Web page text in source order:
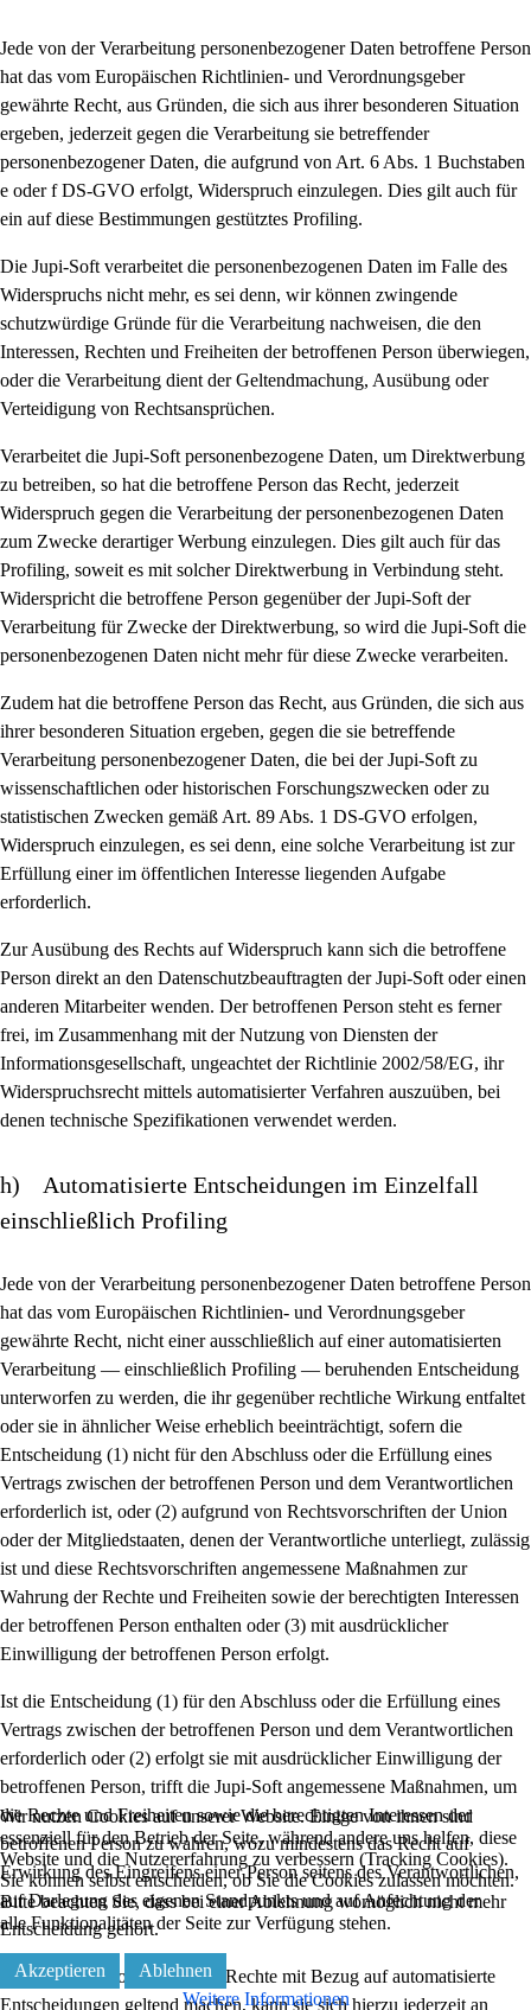
Jede von der Verarbeitung personenbezogener Daten betroffene Person
hat das vom Europäischen Richtlinien- und Verordnungsgeber
gewährte Recht, aus Gründen, die sich aus ihrer besonderen Situation
ergeben, jederzeit gegen die Verarbeitung sie betreffender
personenbezogener Daten, die aufgrund von Art. 6 Abs. 1 Buchstaben
e oder f DS-GVO erfolgt, Widerspruch einzulegen. Dies gilt auch für
ein auf diese Bestimmungen gestütztes Profiling.
Die Jupi-Soft verarbeitet die personenbezogenen Daten im Falle des
Widerspruchs nicht mehr, es sei denn, wir können zwingende
schutzwürdige Gründe für die Verarbeitung nachweisen, die den
Interessen, Rechten und Freiheiten der betroffenen Person überwiegen,
oder die Verarbeitung dient der Geltendmachung, Ausübung oder
Verteidigung von Rechtsansprüchen.
Verarbeitet die Jupi-Soft personenbezogene Daten, um Direktwerbung
zu betreiben, so hat die betroffene Person das Recht, jederzeit
Widerspruch gegen die Verarbeitung der personenbezogenen Daten
zum Zwecke derartiger Werbung einzulegen. Dies gilt auch für das
Profiling, soweit es mit solcher Direktwerbung in Verbindung steht.
Widerspricht die betroffene Person gegenüber der Jupi-Soft der
Verarbeitung für Zwecke der Direktwerbung, so wird die Jupi-Soft die
personenbezogenen Daten nicht mehr für diese Zwecke verarbeiten.
Zudem hat die betroffene Person das Recht, aus Gründen, die sich aus
ihrer besonderen Situation ergeben, gegen die sie betreffende
Verarbeitung personenbezogener Daten, die bei der Jupi-Soft zu
wissenschaftlichen oder historischen Forschungszwecken oder zu
statistischen Zwecken gemäß Art. 89 Abs. 1 DS-GVO erfolgen,
Widerspruch einzulegen, es sei denn, eine solche Verarbeitung ist zur
Erfüllung einer im öffentlichen Interesse liegenden Aufgabe
erforderlich.
Zur Ausübung des Rechts auf Widerspruch kann sich die betroffene
Person direkt an den Datenschutzbeauftragten der Jupi-Soft oder einen
anderen Mitarbeiter wenden. Der betroffenen Person steht es ferner
frei, im Zusammenhang mit der Nutzung von Diensten der
Informationsgesellschaft, ungeachtet der Richtlinie 2002/58/EG, ihr
Widerspruchsrecht mittels automatisierter Verfahren auszuüben, bei
denen technische Spezifikationen verwendet werden.
h) Automatisierte Entscheidungen im Einzelfall
einschließlich Profiling
Jede von der Verarbeitung personenbezogener Daten betroffene Person
hat das vom Europäischen Richtlinien- und Verordnungsgeber
gewährte Recht, nicht einer ausschließlich auf einer automatisierten
Verarbeitung — einschließlich Profiling — beruhenden Entscheidung
unterworfen zu werden, die ihr gegenüber rechtliche Wirkung entfaltet
oder sie in ähnlicher Weise erheblich beeinträchtigt, sofern die
Entscheidung (1) nicht für den Abschluss oder die Erfüllung eines
Vertrags zwischen der betroffenen Person und dem Verantwortlichen
erforderlich ist, oder (2) aufgrund von Rechtsvorschriften der Union
oder der Mitgliedstaaten, denen der Verantwortliche unterliegt, zulässig
ist und diese Rechtsvorschriften angemessene Maßnahmen zur
Wahrung der Rechte und Freiheiten sowie der berechtigten Interessen
der betroffenen Person enthalten oder (3) mit ausdrücklicher
Einwilligung der betroffenen Person erfolgt.
Ist die Entscheidung (1) für den Abschluss oder die Erfüllung eines
Vertrags zwischen der betroffenen Person und dem Verantwortlichen
erforderlich oder (2) erfolgt sie mit ausdrücklicher Einwilligung der
betroffenen Person, trifft die Jupi-Soft angemessene Maßnahmen, um
die Rechte und Freiheiten sowie die berechtigten Interessen der
betroffenen Person zu wahren, wozu mindestens das Recht auf
Erwirkung des Eingreifens einer Person seitens des Verantwortlichen,
auf Darlegung des eigenen Standpunkts und auf Anfechtung der
Entscheidung gehört.
Möchte die betroffene Person Rechte mit Bezug auf automatisierte
Entscheidungen geltend machen, kann sie sich hierzu jederzeit an
Wir nutzen Cookies auf unserer Website. Einige von ihnen sind
essenziell für den Betrieb der Seite, während andere uns helfen, diese
Website und die Nutzererfahrung zu verbessern (Tracking Cookies).
Sie können selbst entscheiden, ob Sie die Cookies zulassen möchten.
Bitte beachten Sie, dass bei einer Ablehnung womöglich nicht mehr
alle Funktionalitäten der Seite zur Verfügung stehen.
Akzeptieren
Ablehnen
Weitere Informationen